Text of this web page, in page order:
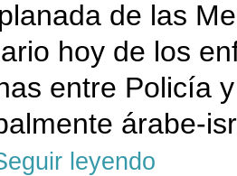
de las
hoy de los
entre Policía
árabe-
leyendo